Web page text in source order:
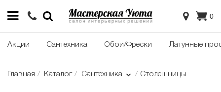
0
Акции Сантехника Обои/Фрески Латунные
Главная Каталог Сантехника Столешницы